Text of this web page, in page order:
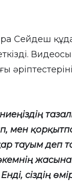
Сейдеш
мен
тауым деп
сіздің